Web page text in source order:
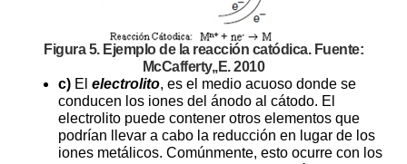
Figura 5. Ejemplo de la reacción catódica. Fuente:
McCafferty,,E. 2010
c) El electrolito, es el medio acuoso donde se
conducen los iones del ánodo al cátodo. El
electrolito puede contener otros elementos que
podrían llevar a cabo la reducción en lugar de los
iones metálicos. Comúnmente, esto ocurre con los